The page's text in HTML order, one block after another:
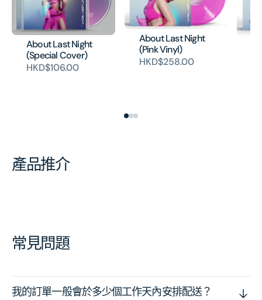
About Last Night
(Special Cover)
HKD$106.00
About Last Night
(Pink Vinyl)
HKD$258.00
產品推介
常見問題
我的訂單一般會於多少個工作天內安排配送？